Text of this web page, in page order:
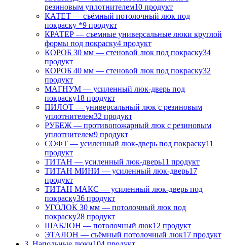
резиновым уплотнителем10 продукт
КАТЕТ — съёмный потолочный люк под
покраску *9 продукт
КРАТЕР — съемные универсальные люки круглой
формы под покраску4 продукт
КОРОБ 30 мм — стеновой люк под покраску34
продукт
КОРОБ 40 мм — стеновой люк под покраску32
продукт
МАГНУМ — усиленный люк-дверь под
покраску18 продукт
ПИЛОТ — универсальный люк с резиновым
уплотнителем32 продукт
РУБЕЖ — противопожарный люк с резиновым
уплотнителем9 продукт
СОФТ — усиленный люк-дверь под покраску11
продукт
ТИТАН — усиленный люк-дверь11 продукт
ТИТАН МИНИ — усиленный люк-дверь17
продукт
ТИТАН МАКС — усиленный люк-дверь под
покраску36 продукт
УГОЛОК 30 мм — потолочный люк под
покраску28 продукт
ШАБЛОН — потолочный люк12 продукт
ЭТАЛОН — съёмный потолочный люк17 продукт